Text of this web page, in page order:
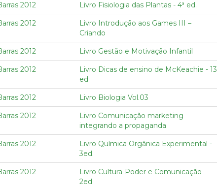
2012 Livro Fisiologia das Plantas - 4ª ed.
2012
Livro Introdução aos Games III –
Criando
2012 Livro Gestão e Motivação Infantil
2012
Livro Dicas de ensino de McKeachie - 13
ed
2012 Livro Biologia Vol.03
2012
Livro Comunicação marketing
integrando a propaganda
2012
Livro Química Orgânica Experimental -
3ed.
2012
Livro Cultura-Poder e Comunicação
2ed